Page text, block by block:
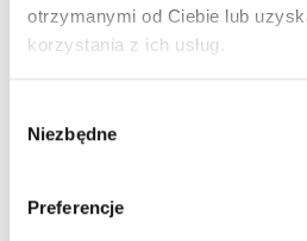
otrzymanymi od Ciebie lub
korzystania z ich usług.
zgody
Niezbędne
Preferencje
STANDARDY WYKOŃCZENIA